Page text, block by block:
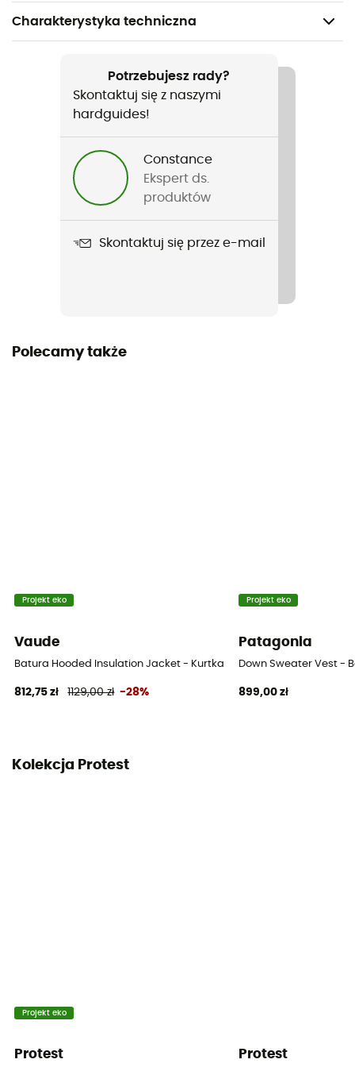
Charakterystyka techniczna
Turystyka piesza / Wspinaczka lodowa / Trekking /
Alpinizm / Codzienny użytek
Nazwa produktu
UPDATE Outerwear Jacket
Potrzebujesz rady?
Skontaktuj się z naszymi
hardguides!
Constance
Ekspert ds.
produktów
Skontaktuj się przez e-mail
Polecamy także
Projekt eko
Vaude
Batura Hooded Insulation Jacket - Kurtka puchowa meski
812,75 zł 1129,00 zł -28%
Projekt eko
Patagonia
Down Sweater Vest -
899,00 zł
Kolekcja Protest
Projekt eko
Protest Protest